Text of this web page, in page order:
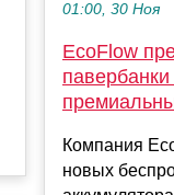
01:00, 30 Ноя
EcoFlow
Компания
новых